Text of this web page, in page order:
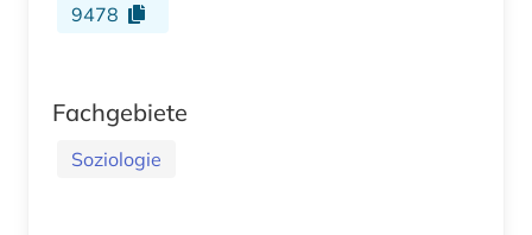
9478
Fachgebiete
Soziologie